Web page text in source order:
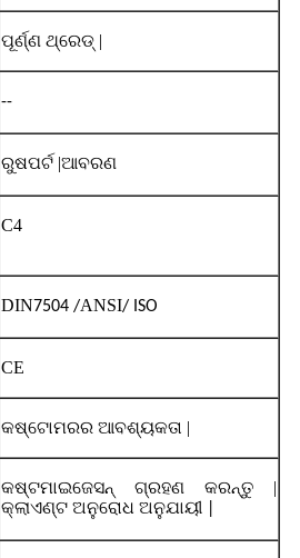
ପୂର୍ଣ୍ଣ ଥ୍ରେଡ୍ |
--
ରୁଷପର୍ଟ |ଆବରଣ
C4
DIN7504 /ANSI/ ISO
CE
କଷ୍ଟୋମରର ଆବଶ୍ୟକତା |
କଷ୍ଟମାଇଜେସନ୍ ଗ୍ରହଣ କରନ୍ତୁ |
କ୍ଲାଏଣ୍ଟ ଅନୁରୋଧ ଅନୁଯାୟୀ |